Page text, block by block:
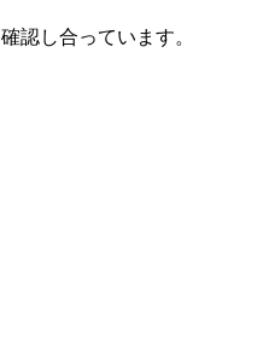
認し合っています。